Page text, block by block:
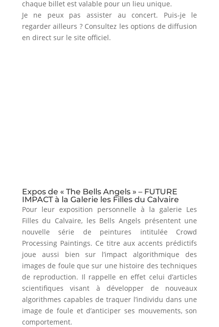
chaque billet est valable pour un lieu unique.
Je ne peux pas assister au concert. Puis-je le
regarder ailleurs ? Consultez les options de diffusion
en direct sur le site officiel.
Expos de « The Bells Angels » – FUTURE
IMPACT à la Galerie les Filles du Calvaire
Pour leur exposition personnelle à la galerie Les
Filles du Calvaire, les Bells Angels présentent une
nouvelle série de peintures intitulée Crowd
Processing Paintings. Ce titre aux accents prédictifs
joue aussi bien sur l’impact algorithmique des
images de foule que sur une histoire des techniques
de reproduction. Il rappelle en effet celui d’articles
scientifiques visant à développer de nouveaux
algorithmes capables de traquer l’individu dans une
image de foule et d’anticiper ses mouvements, son
comportement.